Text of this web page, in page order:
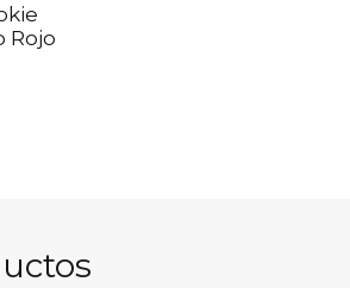
Rojo